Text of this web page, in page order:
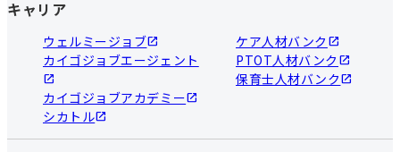
キャリア
ウェルミージョブ
カイゴジョブエージェント
カイゴジョブアカデミー
シカトル
ケア人材バンク
PTOT人材バンク
保育士人材バンク